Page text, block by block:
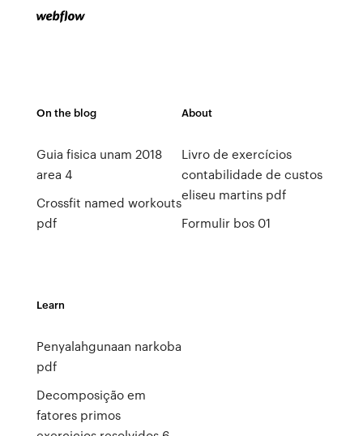
On the blog
Guia fisica unam 2018
area 4
Crossfit named workouts
pdf
About
Livro de exercícios
contabilidade de custos
eliseu martins pdf
Formulir bos 01
Learn
Penyalahgunaan narkoba
pdf
Decomposição em
fatores primos